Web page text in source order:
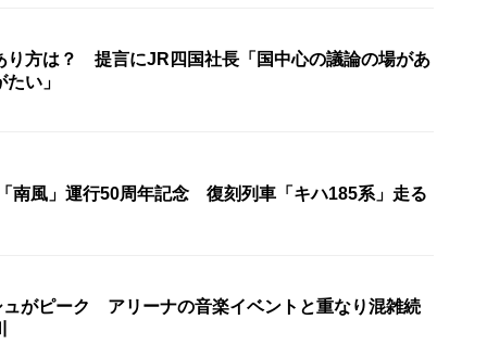
り方は？ 提言にJR四国社長「国中心の議論の場があ
い」
南風」運行50周年記念 復刻列車「キハ185系」走る
ュがピーク アリーナの音楽イベントと重なり混雑続